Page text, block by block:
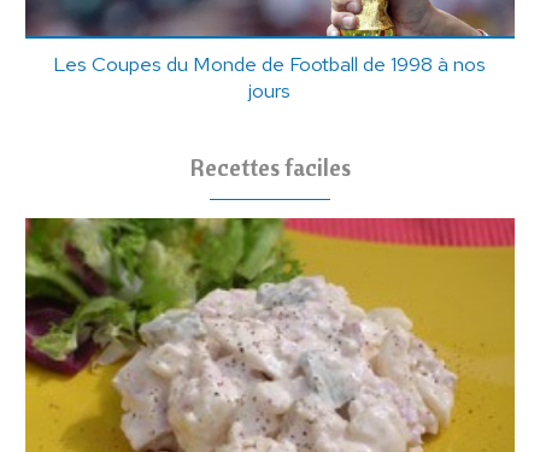
Les Coupes du Monde de Football de 1998 à nos
jours
Recettes faciles